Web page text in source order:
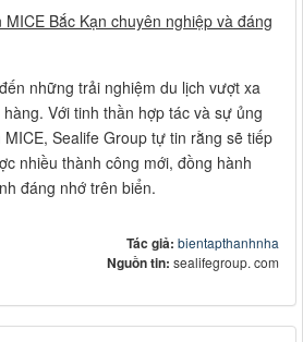
Bắc Kạn chuyên nghiệp và đáng
những trải nghiệm du lịch vượt xa
Với tinh thần hợp tác và sự ủng
Sealife Group tự tin rằng sẽ tiếp
nhiều thành công mới, đồng hành
đáng nhớ trên biển.
Tác giả: bientapthanhnha
Nguồn tin: sealifegroup. com